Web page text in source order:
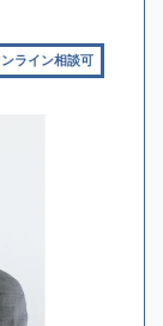
ンライン相談可